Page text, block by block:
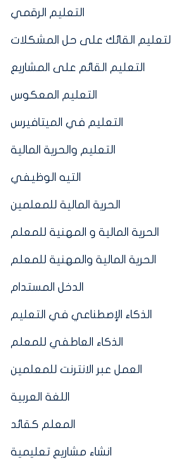
التعليم الرقمي
التعليم القائك على حل المشكلات
التعليم القائم على المشاريع
التعليم المعكوس
التعليم في الميتافيرس
التعليم والحرية المالية
التيه الوظيفي
الحرية المالية للمعلمين
الحرية المالية و المهنية للمعلم
الحرية المالية والمهنية للمعلم
الدخل المستدام
الذكاء الإصطناعي في التعليم
الذكاء العاطفي للمعلم
العمل عبر الانترنت للمعلمين
اللغة العربية
المعلم كقائد
انشاء مشاريع تعليمية